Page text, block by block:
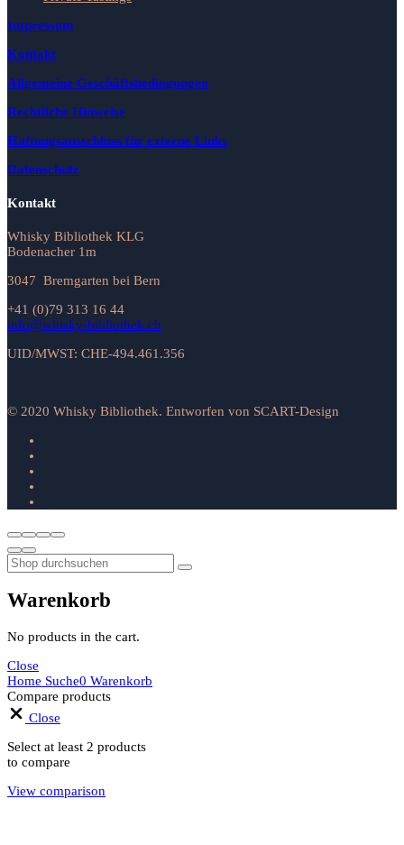
Impressum
Kontakt
Allgemeine Geschäftsbedingungen
Rechtliche Hinweise
Haftungsausschluss für externe Links
Datenschutz
Kontakt
Whisky Bibliothek KLG
Bodenacher 1m
3047 Bremgarten bei Bern
+41 (0)79 313 16 44
info@whisky-bibliothek.ch
UID/MWST: CHE-494.461.356
© 2020 Whisky Bibliothek. Entworfen von SCART-Design
Warenkorb
No products in the cart.
Close
Home Suche0 Warenkorb
Compare products
Close
Select at least 2 products
to compare
View comparison